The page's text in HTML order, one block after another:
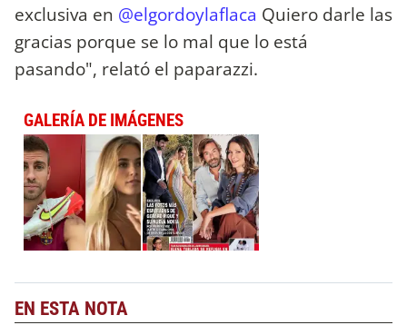
exclusiva en @elgordoylaflaca Quiero darle las
gracias porque se lo mal que lo está
pasando", relató el paparazzi.
GALERÍA DE IMÁGENES
EN ESTA NOTA